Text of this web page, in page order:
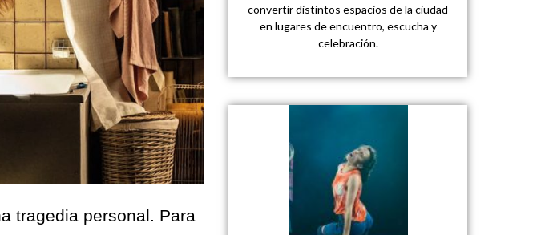
tragedia personal. Para
convertir distintos espacios de la ciudad
en lugares de encuentro, escucha y
celebración.